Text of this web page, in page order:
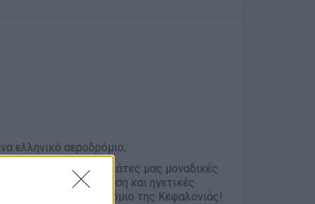
ελληνικό αεροδρόμιο;
στους πελάτες μας μοναδικές
για την εξυπηρέτηση και ηγετικές
μας στο Αεροδρόμιο της Κεφαλονιάς!